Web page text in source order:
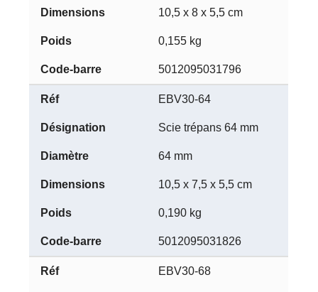
10,5 x 8 x 5,5 cm
0,155 kg
5012095031796
EBV30-64
Scie trépans 64 mm
64 mm
10,5 x 7,5 x 5,5 cm
0,190 kg
5012095031826
EBV30-68